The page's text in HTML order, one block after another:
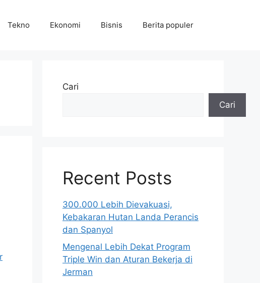
Tekno Ekonomi Bisnis Berita populer
Cari
Cari
Recent Posts
300.000 Lebih Dievakuasi,
Kebakaran Hutan Landa Perancis
dan Spanyol
Mengenal Lebih Dekat Program
Triple Win dan Aturan Bekerja di
Jerman